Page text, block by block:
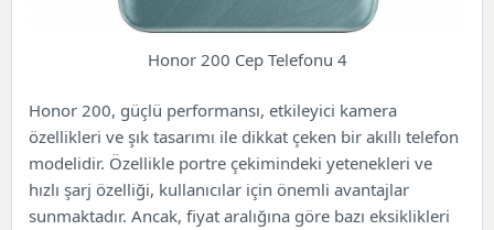
Honor 200 Cep Telefonu 4
Honor 200, güçlü performansı, etkileyici kamera
özellikleri ve şık tasarımı ile dikkat çeken bir akıllı telefon
modelidir. Özellikle portre çekimindeki yetenekleri ve
hızlı şarj özelliği, kullanıcılar için önemli avantajlar
sunmaktadır. Ancak, fiyat aralığına göre bazı eksiklikleri